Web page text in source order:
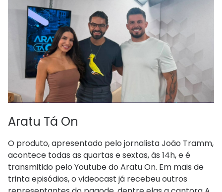
Aratu Tá On
O produto, apresentado pelo jornalista João Tramm,
acontece todas as quartas e sextas, às 14h, e é
transmitido pelo Youtube do Aratu On. Em mais de
trinta episódios, o videocast já recebeu outros